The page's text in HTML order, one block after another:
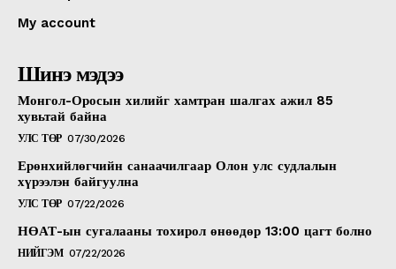
My account
Шинэ мэдээ
Монгол-Оросын хилийг хамтран шалгах ажил 85
хувьтай байна
УЛС ТӨР 07/30/2026
Ерөнхийлөгчийн санаачилгаар Олон улс судлалын
хүрээлэн байгуулна
УЛС ТӨР 07/22/2026
НӨАТ-ын сугалааны тохирол өнөөдөр 13:00 цагт болно
НИЙГЭМ 07/22/2026